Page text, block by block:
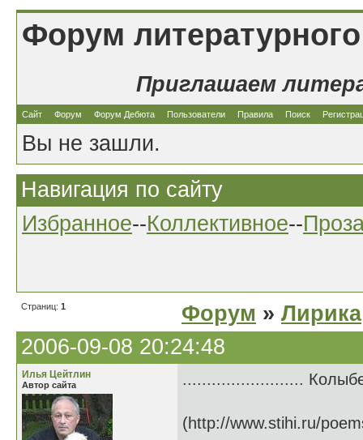
Форум
Приглашаем
Сайт Форум Форум Дебюта Пользователи Правила Поиск
Вы не зашли.
Навигация по сайту
Избранное--Коллективное--
Страниц: 1 Форум » Лирика
2006-09-08 20:24:48
Илья Цейтлин
Автор сайта .........................
(http://www.stihi.ru/